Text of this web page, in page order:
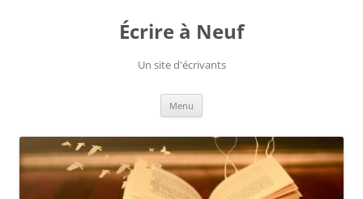
Écrire à Neuf
Un site d'écrivants
Menu